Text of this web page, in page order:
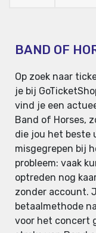
BAND OF
Op zoek naar
je bij
vind je een
Band of Horses,
die jou het beste
misgegrepen bij
probleem: vaak
optreden nog
zonder account.
betaalmethode
voor het concert